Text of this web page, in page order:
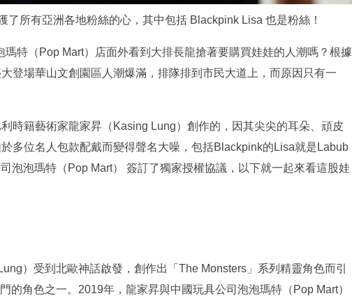
了所有亞洲各地粉絲的心，其中包括 Blackpink Lisa 也是粉絲！
瑪特（Pop Mart）店面外看到大排長龍搶著要購買娃娃的人潮嗎？根據
登場華山文創園區人潮爆滿，排隊排到市民大道上，而原因只有一
時籍藝術家龍家昇（Kasing Lung）創作的，因其尖尖的耳朵、頑皮
多位名人包款配戴而變得聲名大噪，包括Blackpink的Lisa就是Labub
泡泡瑪特（Pop Mart） 簽訂了獨家授權協議，以下就一起來看這股娃
）受到北歐神話啟發，創作出「The Monsters」系列精靈角色而引
的角色之一。2019年，龍家昇與中國玩具公司泡泡瑪特（Pop Mart）